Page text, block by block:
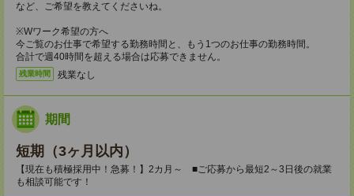
など、ご希望を教えてくださいね。
※Wワーク希望の方へ
今ご覧のお仕事で希望する勤務時間と、もう1つのお仕事の勤務時間。
合計で週40時間を超える場合は応募できません。
残業時間 残業なし
期間
短期（3ヶ月以内）
【現在も積極採用中！急募！】2カ月～ ■ご応募から最短2～3日後の就業
も相談可能です！